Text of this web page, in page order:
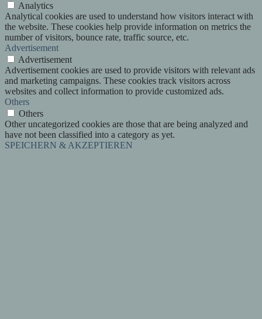
Analytics
Analytical cookies are used to understand how visitors interact with
the website. These cookies help provide information on metrics the
number of visitors, bounce rate, traffic source, etc.
Advertisement
Advertisement
Advertisement cookies are used to provide visitors with relevant ads
and marketing campaigns. These cookies track visitors across
websites and collect information to provide customized ads.
Others
Others
Other uncategorized cookies are those that are being analyzed and
have not been classified into a category as yet.
SPEICHERN & AKZEPTIEREN